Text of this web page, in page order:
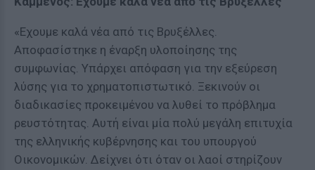
«Eχουμε καλά νέα από τις Βρυξέλλες.
Αποφασίστηκε η έναρξη υλοποίησης της
συμφωνίας. Υπάρχει απόφαση για την εξεύρεση
λύσης για το χρηματοπιστωτικό. Ξεκινούν οι
διαδικασίες προκειμένου να λυθεί το πρόβλημα
ρευστότητας. Αυτή είναι μία πολύ μεγάλη επιτυχία
της ελληνικής κυβέρνησης και του υπουργού
Οικονομικών. Δείχνει ότι όταν οι λαοί στηρίζουν